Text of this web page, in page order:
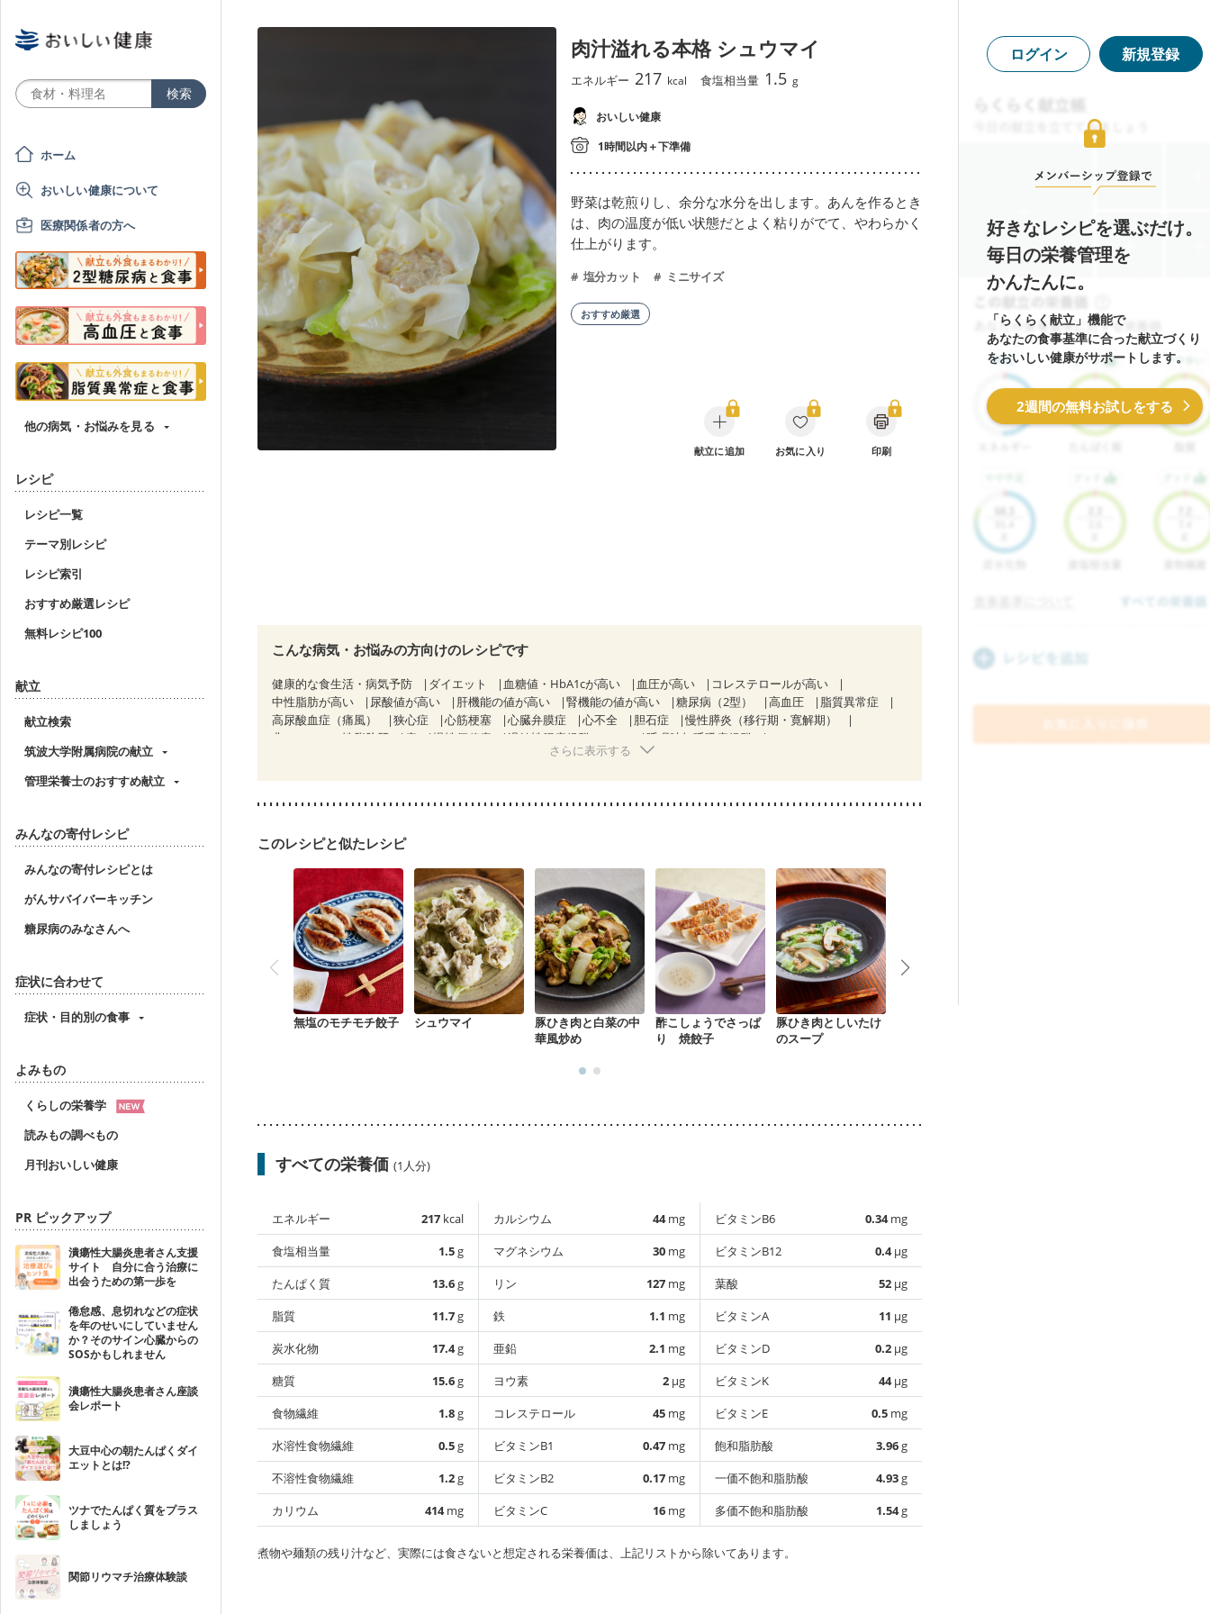
ホーム
おいしい健康について
医療関係者の方へ
他の病気・お悩みを見る
レシピ
レシピ一覧
テーマ別レシピ
レシピ索引
おすすめ厳選レシピ
無料レシピ100
献立
献立検索
筑波大学附属病院の献立
管理栄養士のおすすめ献立
みんなの寄付レシピ
みんなの寄付レシピとは
がんサバイバーキッチン
糖尿病のみなさんへ
症状に合わせて
症状・目的別の食事
よみもの
くらしの栄養学
読みもの調べもの
月刊おいしい健康
PR ピックアップ
潰瘍性大腸炎患者さん支援
サイト 自分に合う治療に
出会うための第一歩を
倦怠感、息切れなどの症状
を年のせいにしていません
か？そのサイン心臓からの
SOSかもしれません
潰瘍性大腸炎患者さん座談
会レポート
大豆中心の朝たんぱくダイ
エットとは!?
ツナでたんぱく質をプラス
しましょう
関節リウマチ治療体験談
肉汁溢れる本格 シュウマイ
エネルギー 217 kcal 食塩相当量 1.5 g
おいしい健康
1時間以内＋下準備
野菜は乾煎りし、余分な水分を出します。あんを作るとき
は、肉の温度が低い状態だとよく粘りがでて、やわらかく
仕上がります。
塩分カット ミニサイズ
おすすめ厳選
献立に追加 お気に入り 印刷
こんな病気・お悩みの方向けのレシピです
健康的な食生活・病気予防 ダイエット 血糖値・HbA1cが高い 血圧が高い
コレステロールが高い
中性脂肪が高い
尿酸値が高い 肝機能の値が高い 腎機能の値が高い 糖尿病（2型） 高血圧
脂質異常症
高尿酸血症（痛風）
狭心症 心筋梗塞 心臓弁膜症 心不全 胆石症
慢性膵炎（移行期・寛解期）
非アルコール性脂肪肝
痔 慢性便秘症 過敏性腸症候群（IBS）
睡眠時無呼吸症候群
糖尿病性腎症（第３期）
胃がん（抗がん剤治療中）
飲み込みにくい 味の感じ方が変わった 食欲がない 消化不良
妊娠中(初期)
妊婦健診・血糖値が気になる（初期）
貧血対策
ニキビ・肌荒れ 妊活中 更年期
さらに表示する
このレシピと似たレシピ
無塩のモチモチ餃子 シュウマイ
豚ひき肉と白菜の中
華風炒め
酢こしょうでさっぱ
り 焼餃子
豚ひき肉としいたけ
のスープ
すべての栄養価 (1人分)
エネルギー 217 kcal
食塩相当量
1.5g
たんぱく質
13.6g
脂質
11.7g
炭水化物
17.4g
糖質
15.6g
食物繊維
1.8g
水溶性食物繊維
0.5g
不溶性食物繊維
1.2g
カリウム
414mg
カルシウム 44mg
マグネシウム
30 mg
リン
127 mg
鉄
1.1 mg
亜鉛
2.1 mg
ヨウ素
2 µg
コレステロール
45 mg
ビタミンB1
0.47 mg
ビタミンB2
0.17 mg
ビタミンC
16 mg
ビタミンB6 0.34mg
ビタミンB12
0.4µg
葉酸
52 µg
ビタミンA
11 µg
ビタミンD
0.2 µg
ビタミンK
44µg
ビタミンE
0.5 mg
飽和脂肪酸
3.96g
一価不飽和脂肪酸
4.93g
多価不飽和脂肪酸
1.54g
煮物や麺類の残り汁など、実際には食さないと想定される栄養価は、上記リストから除いてあります。
ログイン 新規登録
好きなレシピを選ぶだけ。
毎日の栄養管理を
かんたんに。
「らくらく献立」機能で
あなたの食事基準に合った献立づくり
をおいしい健康がサポートします。
2週間の無料お試しをする